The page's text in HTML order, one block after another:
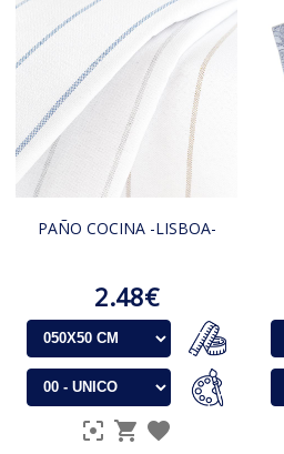
PAÑO COCINA -LISBOA-
2.48€